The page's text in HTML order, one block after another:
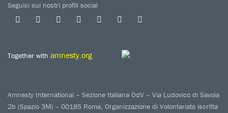
Seguici sui nostri profili social
Together with amnesty.org
Amnesty International – Sezione Italiana OdV – Via Ludovico di Savoia
2b (Spazio 3M) – 00185 Roma, Organizzazione di Volontariato iscritta